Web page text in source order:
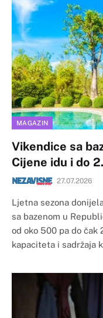
MAGAZIN
Vikendice sa
Cijene idu i do
27.07.2026
Ljetna sezona
sa bazenom u
od oko 500 pa do čak
kapaciteta i sadržaja